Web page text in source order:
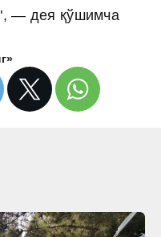
— дея қўшимча